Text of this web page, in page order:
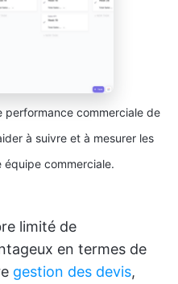
performance commerciale de
à suivre et à mesurer les
commerciale.
limité de
en termes de
gestion des devis,